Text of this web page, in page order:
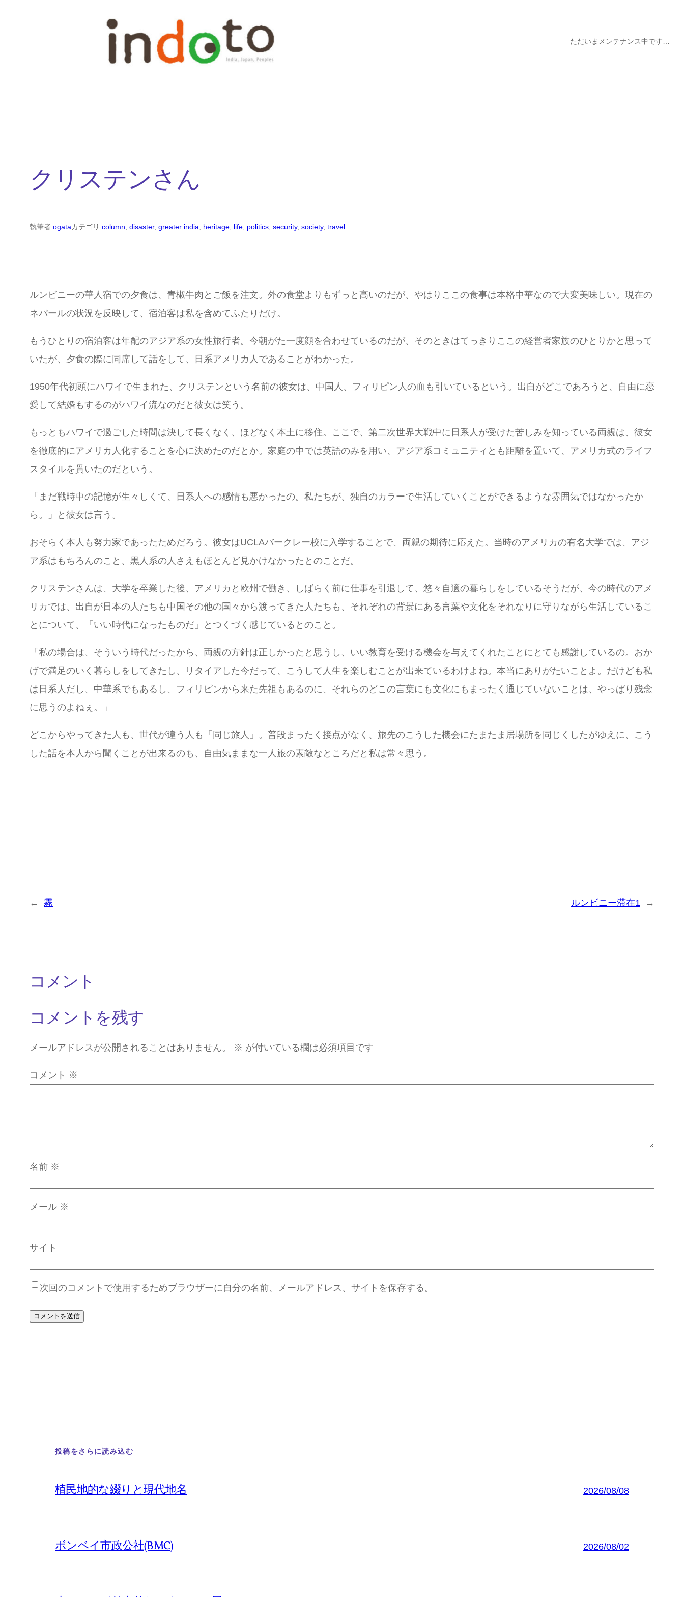
ただいまメンテナンス中です…
クリステンさん
執筆者:ogataカテゴリ:column disaster, greater india heritage life politics security, society, travel
ルンビニーの華人宿での夕食は、青椒牛肉とご飯を注文。外の食堂よりもずっと高いのだが、やはりここの食事は本格中華なので大変美味しい。現在の
ネパールの状況を反映して、宿泊客は私を含めてふたりだけ。
もうひとりの宿泊客は年配のアジア系の女性旅行者。今朝がた一度顔を合わせているのだが、そのときはてっきりここの経営者家族のひとりかと思って
いたが、夕食の際に同席して話をして、日系アメリカ人であることがわかった。
1950年代初頭にハワイで生まれた、クリステンという名前の彼女は、中国人、フィリピン人の血も引いているという。出自がどこであろうと、自由に恋
愛して結婚もするのがハワイ流なのだと彼女は笑う。
もっともハワイで過ごした時間は決して長くなく、ほどなく本土に移住。ここで、第二次世界大戦中に日系人が受けた苦しみを知っている両親は、彼女
を徹底的にアメリカ人化することを心に決めたのだとか。家庭の中では英語のみを用い、アジア系コミュニティとも距離を置いて、アメリカ式のライフ
スタイルを貫いたのだという。
「まだ戦時中の記憶が生々しくて、日系人への感情も悪かったの。私たちが、独自のカラーで生活していくことができるような雰囲気ではなかったか
ら。」と彼女は言う。
おそらく本人も努力家であったためだろう。彼女はUCLAバークレー校に入学することで、両親の期待に応えた。当時のアメリカの有名大学では、アジ
ア系はもちろんのこと、黒人系の人さえもほとんど見かけなかったとのことだ。
クリステンさんは、大学を卒業した後、アメリカと欧州で働き、しばらく前に仕事を引退して、悠々自適の暮らしをしているそうだが、今の時代のアメ
リカでは、出自が日本の人たちも中国その他の国々から渡ってきた人たちも、それぞれの背景にある言葉や文化をそれなりに守りながら生活しているこ
とについて、「いい時代になったものだ」とつくづく感じているとのこと。
「私の場合は、そういう時代だったから、両親の方針は正しかったと思うし、いい教育を受ける機会を与えてくれたことにとても感謝しているの。おか
げで満足のいく暮らしをしてきたし、リタイアした今だって、こうして人生を楽しむことが出来ているわけよね。本当にありがたいことよ。だけども私
は日系人だし、中華系でもあるし、フィリピンから来た先祖もあるのに、それらのどこの言葉にも文化にもまったく通じていないことは、やっぱり残念
に思うのよねぇ。」
どこからやってきた人も、世代が違う人も「同じ旅人」。普段まったく接点がなく、旅先のこうした機会にたまたま居場所を同じくしたがゆえに、こう
した話を本人から聞くことが出来るのも、自由気ままな一人旅の素敵なところだと私は常々思う。
← 霧 ルンビニー滞在1 →
コメント
コメントを残す
メールアドレスが公開されることはありません。 ※ が付いている欄は必須項目です
コメント ※
名前 ※
メール ※
サイト
次回のコメントで使用するためブラウザーに自分の名前、メールアドレス、サイトを保存する。
投稿をさらに読み込む
植民地的な綴りと現代地名 2026/08/08
ボンベイ市政公社(BMC) 2026/08/02